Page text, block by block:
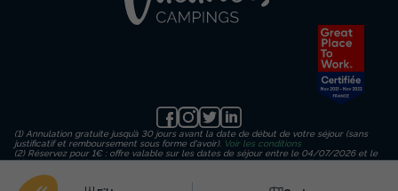
(1) Annulation gratuite jusqu’à 30 jours avant la date de début de votre séjour (sans
justificatif et remboursement sous forme d'avoir). Voir les conditions
(2) Réservez pour 1€ : offre valable sur les dates de séjour entre le 04/07/2026 et le
23/08/2026 inclus, en payant un acompte de 1€ sur le montant de l’hébergement
échéances. Important : le paiement final de votre séjour est dû au plus tard 30 jours